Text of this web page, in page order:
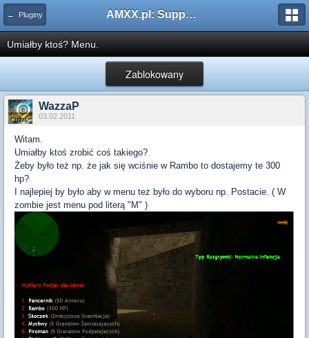
← Pluginy AMXX.pl: Support AMX Mod X i SourceMod
Umiałby ktoś? Menu.
Zablokowany
WazzaP
03.02.2011
Witam.
Umiałby ktoś zrobić coś takiego?
Żeby było też np. że jak się wciśnie w Rambo to dostajemy te 300
hp?
I najlepiej by było aby w menu też było do wyboru np. Postacie. ( W
zombie jest menu pod literą "M" )